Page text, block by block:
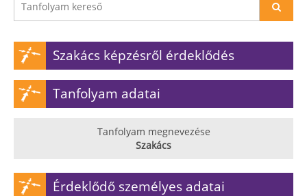
Szakács képzésről érdeklődés
Tanfolyam adatai
Tanfolyam megnevezése
Szakács
Érdeklődő személyes adatai